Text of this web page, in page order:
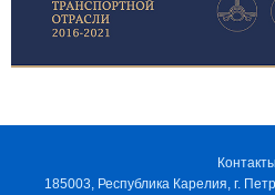
185003, Республика Карелия, г.